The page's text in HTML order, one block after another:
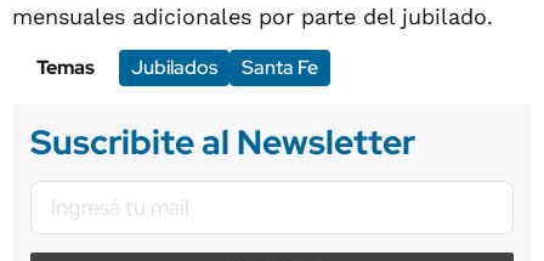
mensuales adicionales por parte del jubilado.
Temas
Jubilados Santa Fe
Suscribite al Newsletter